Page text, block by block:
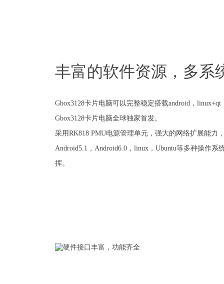
丰富的软件资源，多系
Gbox3128卡片电脑可以完整稳定搭载android，
Gbox3128卡片电脑全球独家首发。
采用RK818 PMU电源管理单元，强大的网络扩展能力
Android5.1，Android6.0，linux，Ubuntu等多种操作系
挥。